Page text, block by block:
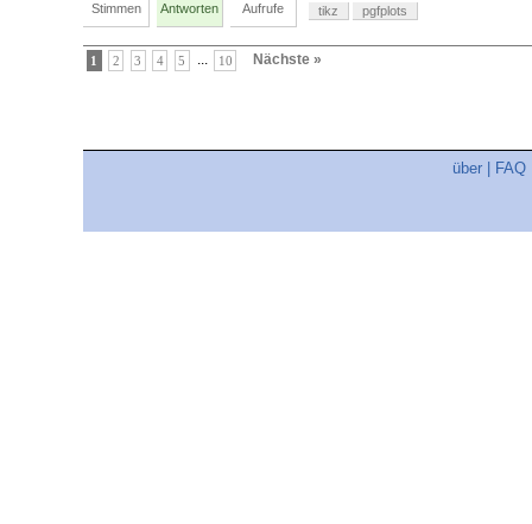
Stimmen Antworten Aufrufe tikz pgfplots
1 2 3 4 5 ... 10 Nächste »
über FAQ